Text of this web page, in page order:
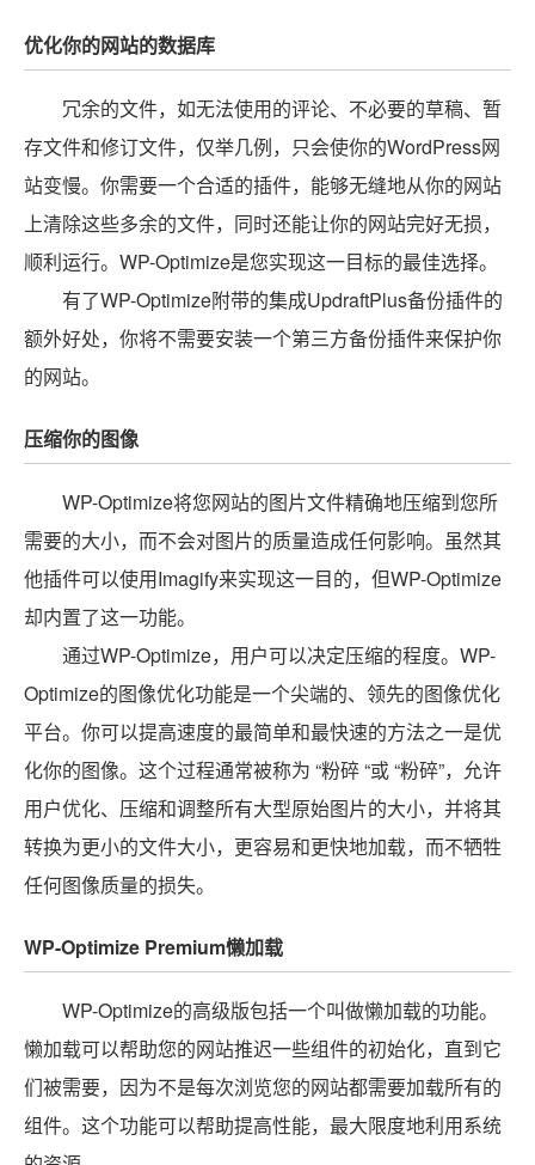
优化你的网站的数据库
冗余的文件，如无法使用的评论、不必要的草稿、暂
存文件和修订文件，仅举几例，只会使你的WordPress网
站变慢。你需要一个合适的插件，能够无缝地从你的网站
上清除这些多余的文件，同时还能让你的网站完好无损，
顺利运行。WP-Optimize是您实现这一目标的最佳选择。
有了WP-Optimize附带的集成UpdraftPlus备份插件的
额外好处，你将不需要安装一个第三方备份插件来保护你
的网站。
压缩你的图像
WP-Optimize将您网站的图片文件精确地压缩到您所
需要的大小，而不会对图片的质量造成任何影响。虽然其
他插件可以使用Imagify来实现这一目的，但WP-Optimize
却内置了这一功能。
通过WP-Optimize，用户可以决定压缩的程度。WP-
Optimize的图像优化功能是一个尖端的、领先的图像优化
平台。你可以提高速度的最简单和最快速的方法之一是优
化你的图像。这个过程通常被称为 “粉碎 “或 “粉碎”，允许
用户优化、压缩和调整所有大型原始图片的大小，并将其
转换为更小的文件大小，更容易和更快地加载，而不牺牲
任何图像质量的损失。
WP-Optimize Premium懒加载
WP-Optimize的高级版包括一个叫做懒加载的功能。
懒加载可以帮助您的网站推迟一些组件的初始化，直到它
们被需要，因为不是每次浏览您的网站都需要加载所有的
组件。这个功能可以帮助提高性能，最大限度地利用系统